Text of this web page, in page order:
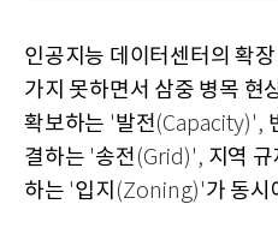
인공지능 데이터센터의 확
가지 못하면서 삼중 병목 현
확보하는 '발전(Capacity)',
결하는 '송전 (Grid)', 지역
하는 '입지 (Zoning)'가 동시